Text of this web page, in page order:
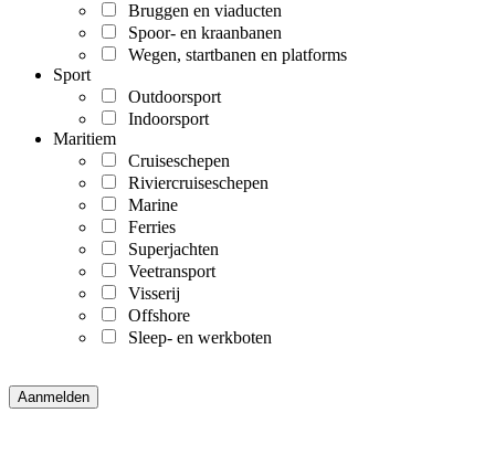
Bruggen en viaducten
Spoor- en kraanbanen
Wegen, startbanen en platforms
Sport
Outdoorsport
Indoorsport
Maritiem
Cruiseschepen
Riviercruiseschepen
Marine
Ferries
Superjachten
Veetransport
Visserij
Offshore
Sleep- en werkboten